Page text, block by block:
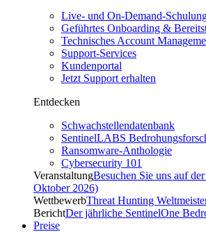
Live- und On-Demand-
Geführtes Onboarding &
Technisches Account
Support-Services
Kundenportal
Jetzt Support erhalten
Entdecken
Schwachstellendatenbank
SentinelLABS
Ransomware-Anthologie
Cybersecurity 101
VeranstaltungBesuchen Sie uns auf
Oktober 2026)
WettbewerbThreat Hunting
BerichtDer jährliche SentinelOne
Preise